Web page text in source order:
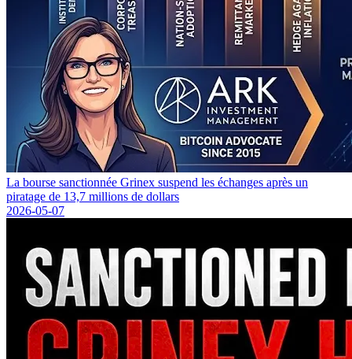
La bourse sanctionnée Grinex suspend les échanges après un
piratage de 13,7 millions de dollars
2026-05-07